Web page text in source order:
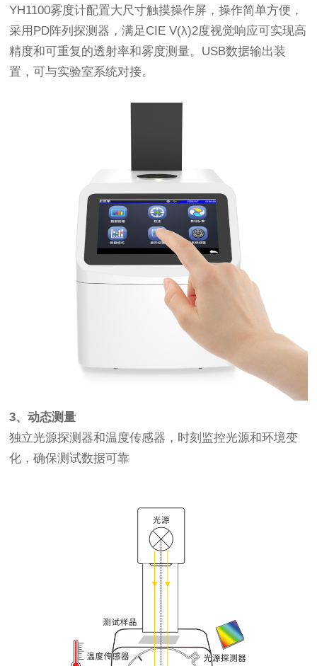
YH1100雾度计配置大尺寸触摸操作屏，操作简单方便，
采用PD阵列探测器，满足CIE V(λ)2度视觉响应可实现高
精度和可重复的透射率和雾度测量。USB数据输出装
置，可与实验室系统对接。
3、动态测量
独立光源探测器和温度传感器，时刻监控光源和环境变
化，确保测试数据可靠